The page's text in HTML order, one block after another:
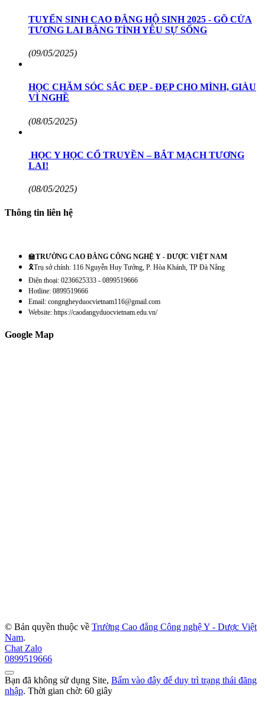
TUYỂN SINH CAO ĐẲNG HỘ SINH 2025 - GÕ CỬA
TƯƠNG LAI BẰNG TÌNH YÊU SỰ SỐNG
(09/05/2025)
HỌC CHĂM SÓC SẮC ĐẸP - ĐẸP CHO MÌNH, GIÀU
VÌ NGHỀ
(08/05/2025)
HỌC Y HỌC CỔ TRUYỀN – BẮT MẠCH TƯƠNG
LAI!
(08/05/2025)
Thông tin liên hệ
🏫TRƯỜNG CAO ĐẲNG CÔNG NGHỆ Y - DƯỢC VIỆT NAM
🎗️Trụ sở chính: 116 Nguyễn Huy Tưởng, P. Hòa Khánh, TP Đà Nẵng
Điện thoại: 0236625333 - 0899519666
Hotline: 0899519666
Email: congngheyduocvietnam116@gmail.com
Website: https://caodangyduocvietnam.edu.vn/
Google Map
© Bản quyền thuộc về Trường Cao đẳng Công nghệ Y - Dược Việt
Nam.
Chat Zalo
0899519666
Bạn đã không sử dụng Site, Bấm vào đây để duy trì trạng thái đăng
nhập. Thời gian chờ: 60 giây